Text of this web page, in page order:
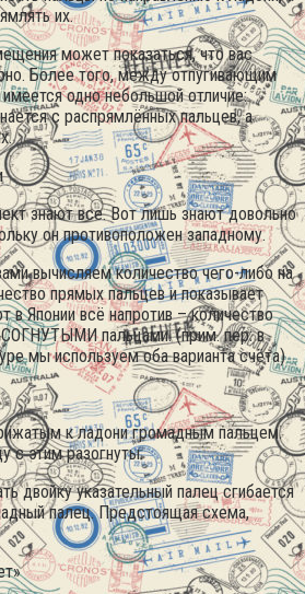
их.
может показаться, что вас
Более того, между отпугивающим
одно небольшой отличие:
с распрямлённых пальцев, а
знают все. Вот лишь знают довольно
он противоположен западному.
вычисляем количество чего-либо на
прямых пальцев и показывает
в Японии всё напротив – количество
СОГНУТЫМИ пальцами. (прим. пер: в
мы используем оба варианта счёта)
к ладони громадным пальцем.
с этим разогнуты.
двойку указательный палец сгибается
палец. Предстоящая схема,